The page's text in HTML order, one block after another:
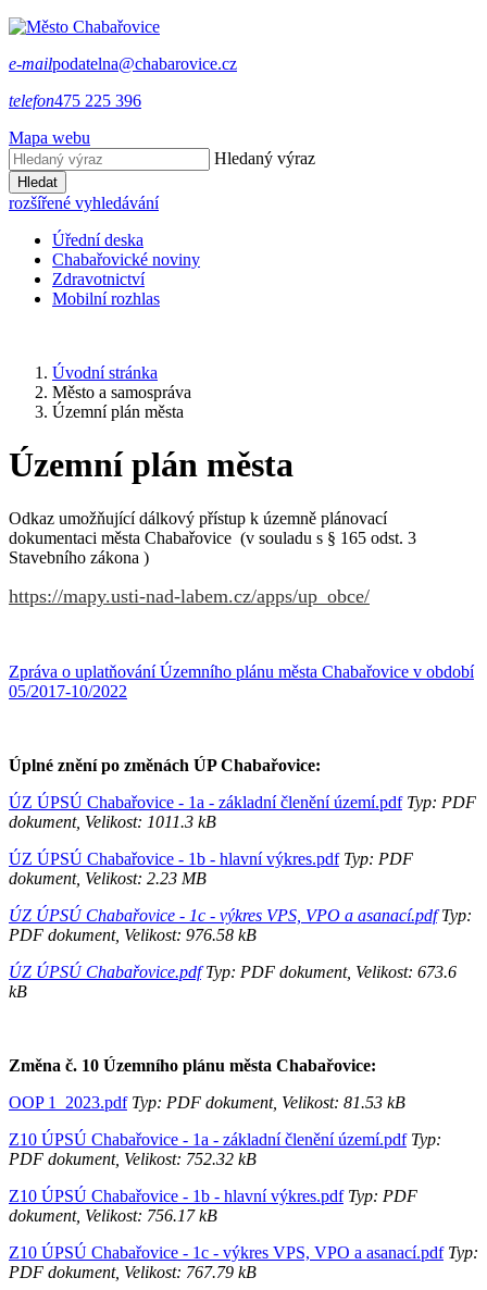
e-mailpodatelna@chabarovice.cz
telefon475 225 396
Mapa webu
Hledaný výraz
Hledat
rozšířené vyhledávání
Úřední deska
Chabařovické noviny
Zdravotnictví
Mobilní rozhlas
Úvodní stránka
Město a samospráva
Územní plán města
Územní plán města
Odkaz umožňující dálkový přístup k územně plánovací
dokumentaci města Chabařovice (v souladu s § 165 odst. 3
Stavebního zákona )
https://mapy.usti-nad-labem.cz/apps/up_obce/
Zpráva o uplatňování Územního plánu města Chabařovice v období
05/2017-10/2022
Úplné znění po změnách ÚP Chabařovice:
ÚZ ÚPSÚ Chabařovice - 1a - základní členění území.pdfTyp: PDF
dokument, Velikost: 1011.3 kB
ÚZ ÚPSÚ Chabařovice - 1b - hlavní výkres.pdfTyp: PDF
dokument, Velikost: 2.23 MB
ÚZ ÚPSÚ Chabařovice - 1c - výkres VPS, VPO a asanací.pdfTyp:
PDF dokument, Velikost: 976.58 kB
ÚZ ÚPSÚ Chabařovice.pdfTyp: PDF dokument, Velikost: 673.6
kB
Změna č. 10 Územního plánu města Chabařovice:
OOP 1_2023.pdfTyp: PDF dokument, Velikost: 81.53 kB
Z10 ÚPSÚ Chabařovice - 1a - základní členění území.pdfTyp:
PDF dokument, Velikost: 752.32 kB
Z10 ÚPSÚ Chabařovice - 1b - hlavní výkres.pdfTyp: PDF
dokument, Velikost: 756.17 kB
Z10 ÚPSÚ Chabařovice - 1c - výkres VPS, VPO a asanací.pdfTyp:
PDF dokument, Velikost: 767.79 kB